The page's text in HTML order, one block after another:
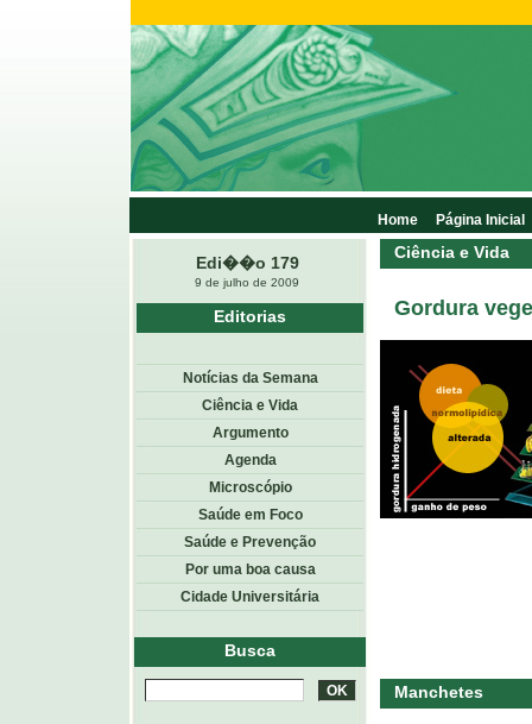
Edi��o 179
9 de julho de 2009
Ciência e Vida
Gordura
Manchetes
Editorias
Notícias da Semana
Ciência e Vida
Argumento
Agenda
Microscópio
Saúde em Foco
Saúde e Prevenção
Por uma boa causa
Cidade Universitária
Busca
Home Página Inicial